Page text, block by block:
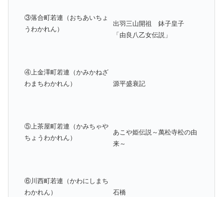
③落合町若連（おちあいちょ
うわかれん）
出羽三山開祖 鉢子皇子
「由良八乙女伝説」
④上金澤町若連（かみかねざ
わまちわかれん）
源平盛衰記
⑤上茶屋町若連（かみちゃや
ちょうわかれん）
あこや姫伝説～萬松寺松の由
来～
⑥川西町若連（かわにしまち
わかれん）
石橋